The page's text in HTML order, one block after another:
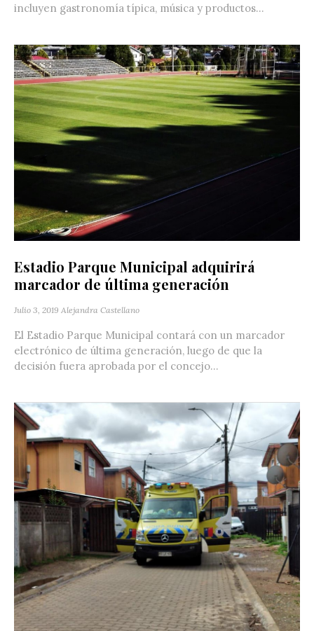
incluyen gastronomía típica, música y productos...
Estadio Parque Municipal adquirirá
marcador de última generación
Julio 3, 2019 Alejandra Castellano
El Estadio Parque Municipal contará con un marcador
electrónico de última generación, luego de que la
decisión fuera aprobada por el concejo...